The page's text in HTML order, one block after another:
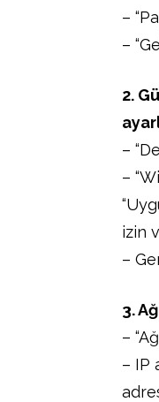
–
–
2.
–
–
izin
–
3.
–
– IP